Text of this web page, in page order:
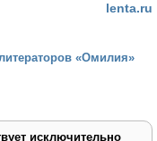
lenta.ru
«Омилия»
исключительно